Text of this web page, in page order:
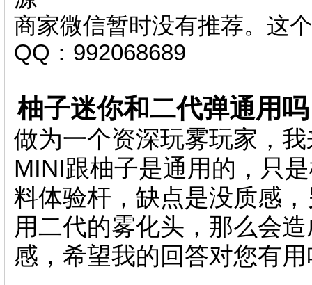
商家微信暂时没有推荐。这
QQ：992068689
柚子迷你和二代弹通用吗
做为一个资深玩雾玩家，
MINI跟柚子是通用的，只
料体验杆，缺点是没质感
用二代的雾化头，那么会
感，希望我的回答对您有